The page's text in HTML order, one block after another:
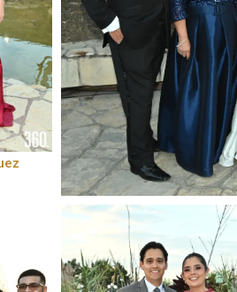
Foto: Alejandro Rodríguez